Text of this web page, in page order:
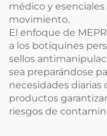
médico y
movimiento.
El enfoque de
a los botiquines
sellos
sea preparándose
necesidades diarias
productos
riesgos de